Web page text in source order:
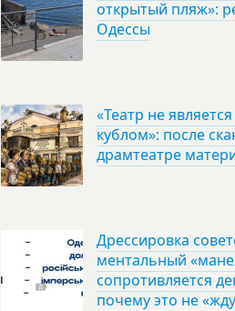
открытый пляж»:
Одессы
«Театр не
кублом»: после
драмтеатре
Дрессировка
ментальный
сопротивляется
почему это не